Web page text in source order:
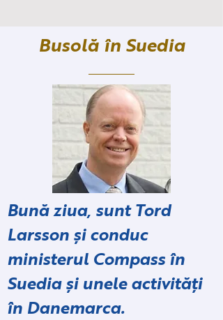
Busolă în Suedia
Bună ziua, sunt Tord
Larsson și conduc
ministerul Compass în
Suedia și unele activități
în Danemarca.